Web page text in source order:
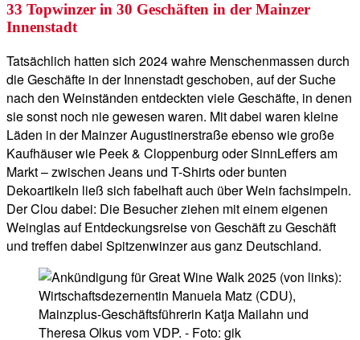
33 Topwinzer in 30 Geschäften in der Mainzer
Innenstadt
Tatsächlich hatten sich 2024 wahre Menschenmassen durch
die Geschäfte in der Innenstadt geschoben, auf der Suche
nach den Weinständen entdeckten viele Geschäfte, in denen
sie sonst noch nie gewesen waren. Mit dabei waren kleine
Läden in der Mainzer Augustinerstraße ebenso wie große
Kaufhäuser wie Peek & Cloppenburg oder SinnLeffers am
Markt – zwischen Jeans und T-Shirts oder bunten
Dekoartikeln ließ sich fabelhaft auch über Wein fachsimpeln.
Der Clou dabei: Die Besucher ziehen mit einem eigenen
Weinglas auf Entdeckungsreise von Geschäft zu Geschäft
und treffen dabei Spitzenwinzer aus ganz Deutschland.